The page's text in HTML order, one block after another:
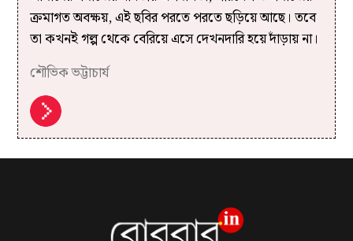
ক্রমাগত অবক্ষয়, এই ছবির পরতে পরতে ছড়িয়ে আছে। তবে
তা কখনই গল্প থেকে বেরিয়ে এসে দেখনদারি হয়ে দাঁড়ায় না।
শৌভিক ভট্টাচার্য